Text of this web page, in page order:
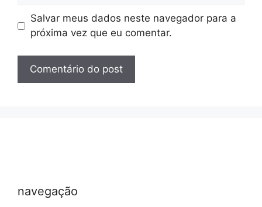
Salvar meus dados neste navegador para a
próxima vez que eu comentar.
navegação